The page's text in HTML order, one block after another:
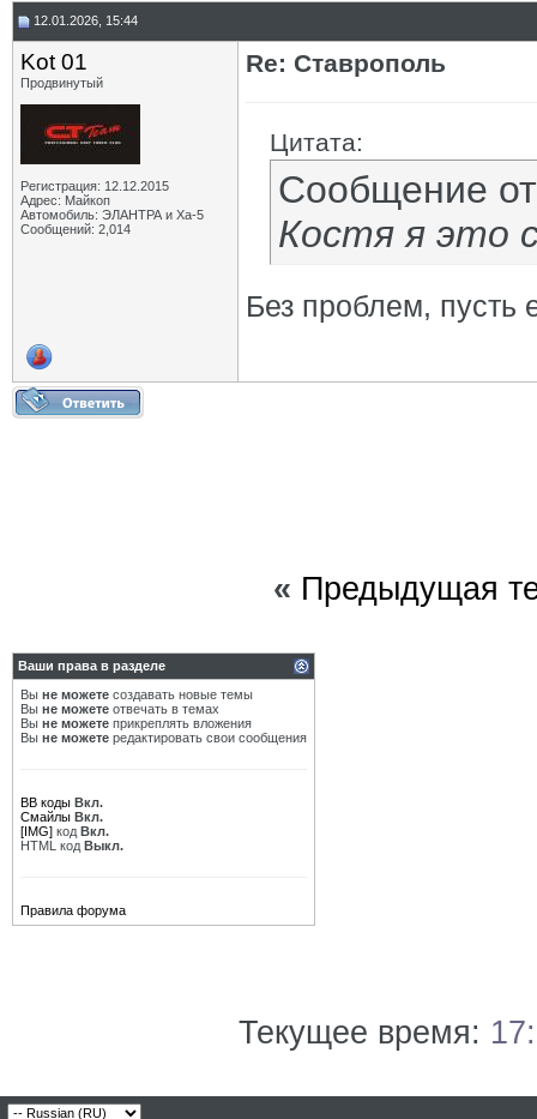
12.01.2026, 15:44
Kot 01
Продвинутый
Регистрация: 12.12.2015
Адрес: Майкоп
Автомобиль: ЭЛАНТРА и Ха-5
Сообщений: 2,014
Re: Ставрополь
Цитата:
Сообщение
Костя я это
Без проблем, пусть
« Предыдущая
Ваши права в разделе
Вы не можете создавать новые темы
Вы не можете отвечать в темах
Вы не можете прикреплять вложения
Вы не можете редактировать свои сообщения
BB коды Вкл.
Смайлы Вкл.
[IMG] код Вкл.
HTML код Выкл.
Правила форума
Текущее время: